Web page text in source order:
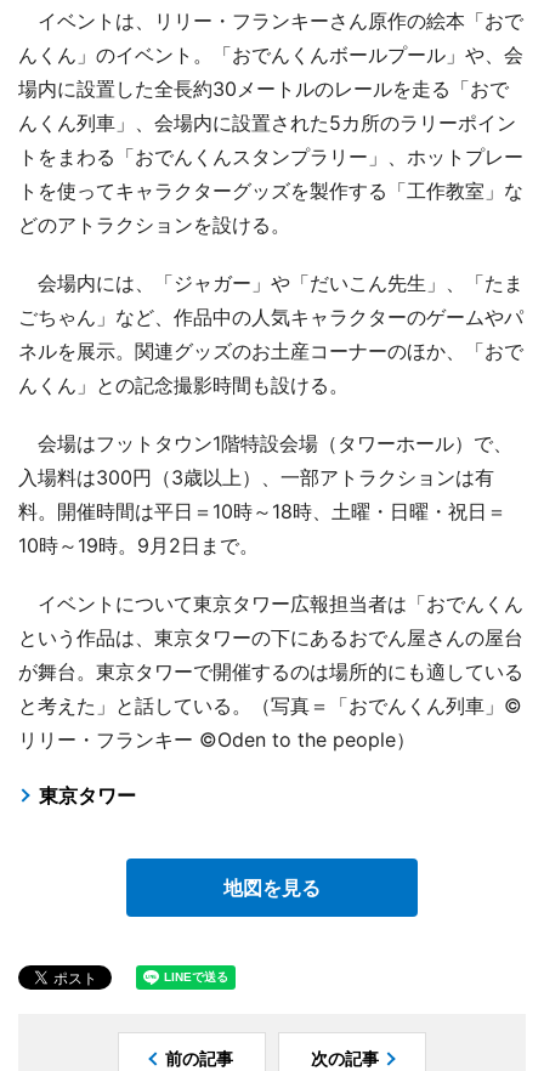
イベントは、リリー・フランキーさん原作の絵本「おで
んくん」のイベント。「おでんくんボールプール」や、会
場内に設置した全長約30メートルのレールを走る「おで
んくん列車」、会場内に設置された5カ所のラリーポイン
トをまわる「おでんくんスタンプラリー」、ホットプレー
トを使ってキャラクターグッズを製作する「工作教室」な
どのアトラクションを設ける。
会場内には、「ジャガー」や「だいこん先生」、「たま
ごちゃん」など、作品中の人気キャラクターのゲームやパ
ネルを展示。関連グッズのお土産コーナーのほか、「おで
んくん」との記念撮影時間も設ける。
会場はフットタウン1階特設会場（タワーホール）で、
入場料は300円（3歳以上）、一部アトラクションは有
料。開催時間は平日＝10時～18時、土曜・日曜・祝日＝
10時～19時。9月2日まで。
イベントについて東京タワー広報担当者は「おでんくん
という作品は、東京タワーの下にあるおでん屋さんの屋台
が舞台。東京タワーで開催するのは場所的にも適している
と考えた」と話している。（写真＝「おでんくん列車」©
リリー・フランキー ©Oden to the people）
東京タワー
地図を見る
前の記事 次の記事